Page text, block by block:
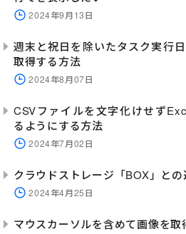
2024年9月13日
週末と祝日を除いたタスク実行
取得する方法
2024年8月07日
CSVファイルを文字化けせず
るようにする方法
2024年7月02日
クラウドストレージ「BOX」との
2024年4月25日
マウスカーソルを含めて画像を取